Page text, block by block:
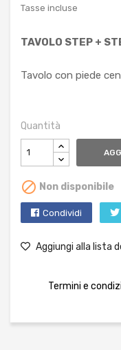
Tasse incluse
TAVOLO STEP +
Tavolo con piede
Quantità
 Non disponibile
Condividi
Aggiungi alla lista
Termini e